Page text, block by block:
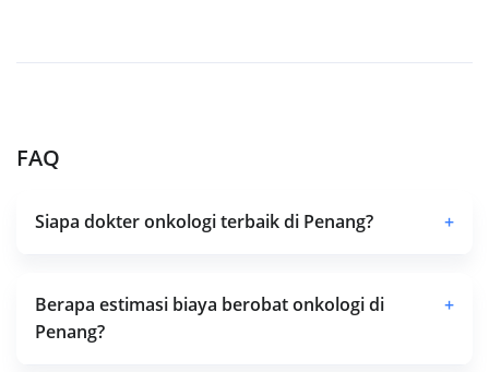
FAQ
Siapa dokter onkologi terbaik di Penang? +
Berapa estimasi biaya berobat onkologi di
Penang?
+